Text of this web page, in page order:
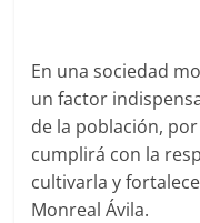
En una sociedad
un factor
de la población,
cumplirá con la
cultivarla y
Monreal Ávila.